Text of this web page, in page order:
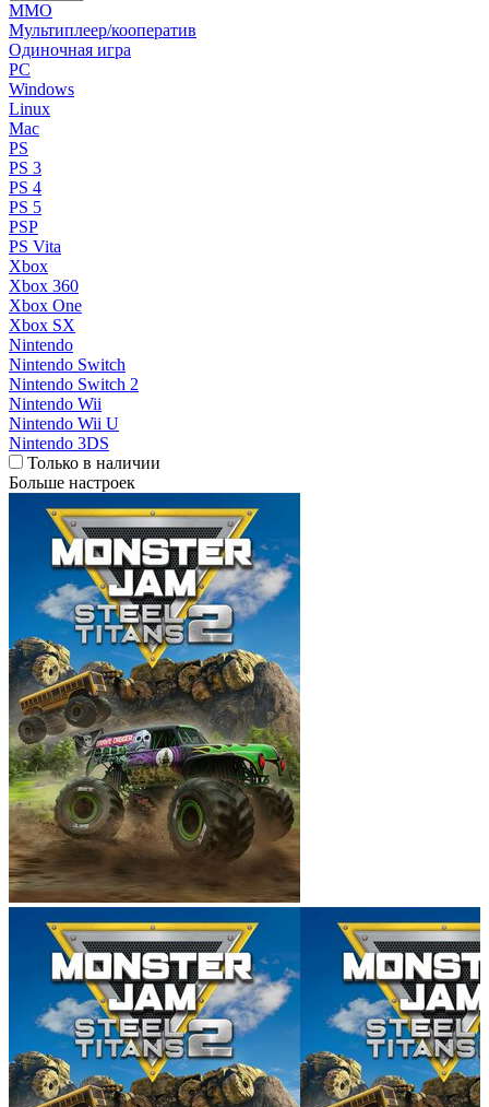
MMO
Мультиплеер/кооператив
Одиночная игра
PC
Windows
Linux
Mac
PS
PS 3
PS 4
PS 5
PSP
PS Vita
Xbox
Xbox 360
Xbox One
Xbox SX
Nintendo
Nintendo Switch
Nintendo Switch 2
Nintendo Wii
Nintendo Wii U
Nintendo 3DS
Только в наличии
Больше настроек